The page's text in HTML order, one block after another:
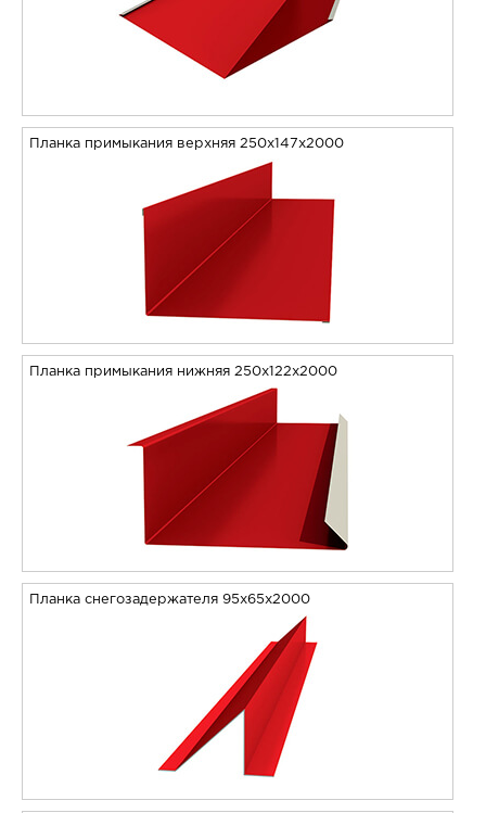
Планка примыкания верхняя 250х147х2000
Планка примыкания нижняя 250х122х2000
Планка снегозадержателя 95х65х2000